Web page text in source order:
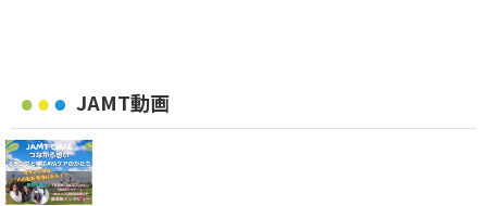
JAMT動画